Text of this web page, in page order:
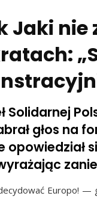
Jaki nie
Solidarnej
głos na
opowiedział
Europo! —